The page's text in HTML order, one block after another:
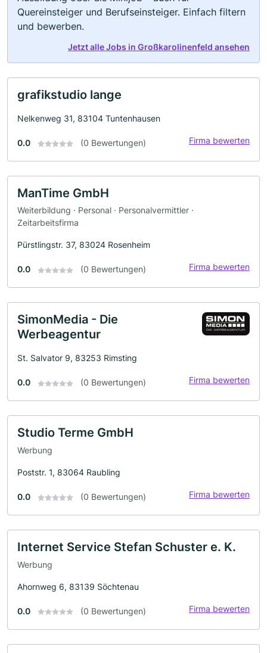
Quereinsteiger und Berufseinsteiger. Einfach filtern
und bewerben.
Jetzt alle Jobs in Großkarolinenfeld ansehen
grafikstudio lange
Nelkenweg 31, 83104 Tuntenhausen
0.0 (0 Bewertungen) Firma bewerten
ManTime GmbH
Weiterbildung · Personal · Personalvermittler ·
Zeitarbeitsfirma
Pürstlingstr. 37, 83024 Rosenheim
0.0 (0 Bewertungen) Firma bewerten
SimonMedia - Die
Werbeagentur
St. Salvator 9, 83253 Rimsting
0.0 (0 Bewertungen) Firma bewerten
Studio Terme GmbH
Werbung
Poststr. 1, 83064 Raubling
0.0 (0 Bewertungen) Firma bewerten
Internet Service Stefan Schuster e. K.
Werbung
Ahornweg 6, 83139 Söchtenau
0.0 (0 Bewertungen) Firma bewerten